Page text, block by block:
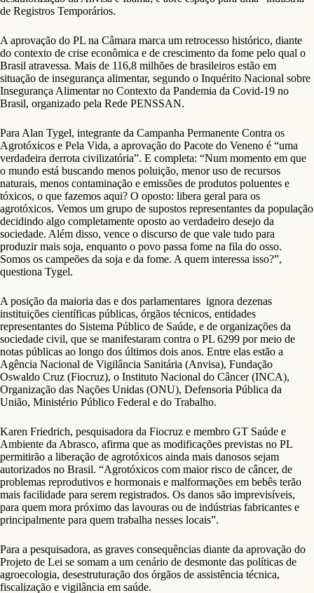
de Registros Temporários.
A aprovação do PL na Câmara marca um retrocesso histórico, diante
do contexto de crise econômica e de crescimento da fome pelo qual o
Brasil atravessa. Mais de 116,8 milhões de brasileiros estão em
situação de insegurança alimentar, segundo o Inquérito Nacional sobre
Insegurança Alimentar no Contexto da Pandemia da Covid-19 no
Brasil, organizado pela Rede PENSSAN.
Para Alan Tygel, integrante da Campanha Permanente Contra os
Agrotóxicos e Pela Vida, a aprovação do Pacote do Veneno é “uma
verdadeira derrota civilizatória”. E completa: “Num momento em que
o mundo está buscando menos poluição, menor uso de recursos
naturais, menos contaminação e emissões de produtos poluentes e
tóxicos, o que fazemos aqui? O oposto: libera geral para os
agrotóxicos. Vemos um grupo de supostos representantes da população
decidindo algo completamente oposto ao verdadeiro desejo da
sociedade. Além disso, vence o discurso de que vale tudo para
produzir mais soja, enquanto o povo passa fome na fila do osso.
Somos os campeões da soja e da fome. A quem interessa isso?”,
questiona Tygel.
A posição da maioria das e dos parlamentares ignora dezenas
instituições científicas públicas, órgãos técnicos, entidades
representantes do Sistema Público de Saúde, e de organizações da
sociedade civil, que se manifestaram contra o PL 6299 por meio de
notas públicas ao longo dos últimos dois anos. Entre elas estão a
Agência Nacional de Vigilância Sanitária (Anvisa), Fundação
Oswaldo Cruz (Fiocruz), o Instituto Nacional do Câncer (INCA),
Organização das Nações Unidas (ONU), Defensoria Pública da
União, Ministério Público Federal e do Trabalho.
Karen Friedrich, pesquisadora da Fiocruz e membro GT Saúde e
Ambiente da Abrasco, afirma que as modificações previstas no PL
permitirão a liberação de agrotóxicos ainda mais danosos sejam
autorizados no Brasil. “Agrotóxicos com maior risco de câncer, de
problemas reprodutivos e hormonais e malformações em bebês terão
mais facilidade para serem registrados. Os danos são imprevisíveis,
para quem mora próximo das lavouras ou de indústrias fabricantes e
principalmente para quem trabalha nesses locais”.
Para a pesquisadora, as graves consequências diante da aprovação do
Projeto de Lei se somam a um cenário de desmonte das políticas de
agroecologia, desestruturação dos órgãos de assistência técnica,
fiscalização e vigilância em saúde.